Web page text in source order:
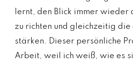
lernt, den Blick immer wieder
zu richten und gleichzeitig
stärken. Dieser persönliche
Arbeit, weil ich weiß, wie es